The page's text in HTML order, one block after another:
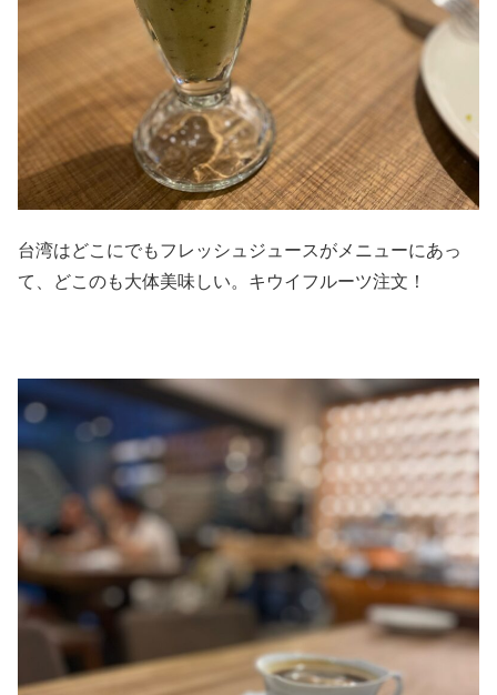
台湾はどこにでもフレッシュジュースがメニューにあっ
て、どこのも大体美味しい。キウイフルーツ注文！